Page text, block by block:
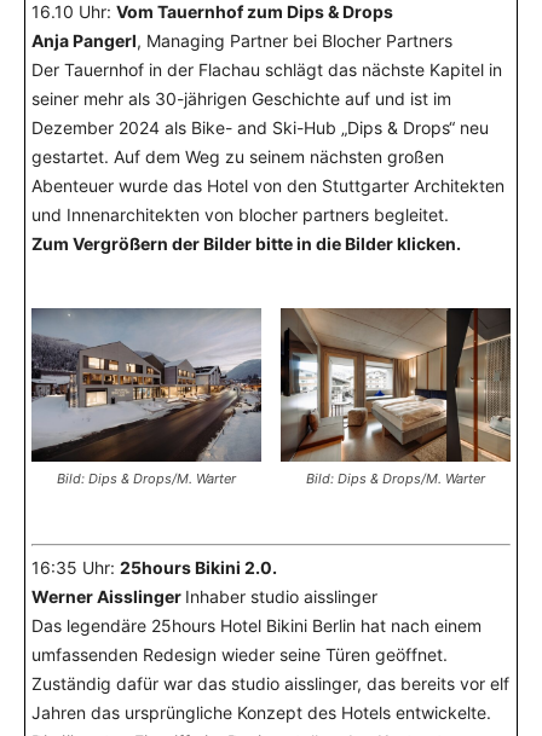
16.10 Uhr: Vom Tauernhof zum Dips & Drops
Anja Pangerl, Managing Partner bei Blocher Partners
Der Tauernhof in der Flachau schlägt das nächste Kapitel in
seiner mehr als 30-jährigen Geschichte auf und ist im
Dezember 2024 als Bike- and Ski-Hub „Dips & Drops“ neu
gestartet. Auf dem Weg zu seinem nächsten großen
Abenteuer wurde das Hotel von den Stuttgarter Architekten
und Innenarchitekten von blocher partners begleitet.
Zum Vergrößern der Bilder bitte in die Bilder klicken.
Bild: Dips & Drops/M. Warter Bild: Dips & Drops/M. Warter
16:35 Uhr: 25hours Bikini 2.0.
Werner Aisslinger Inhaber studio aisslinger
Das legendäre 25hours Hotel Bikini Berlin hat nach einem
umfassenden Redesign wieder seine Türen geöffnet.
Zuständig dafür war das studio aisslinger, das bereits vor elf
Jahren das ursprüngliche Konzept des Hotels entwickelte.